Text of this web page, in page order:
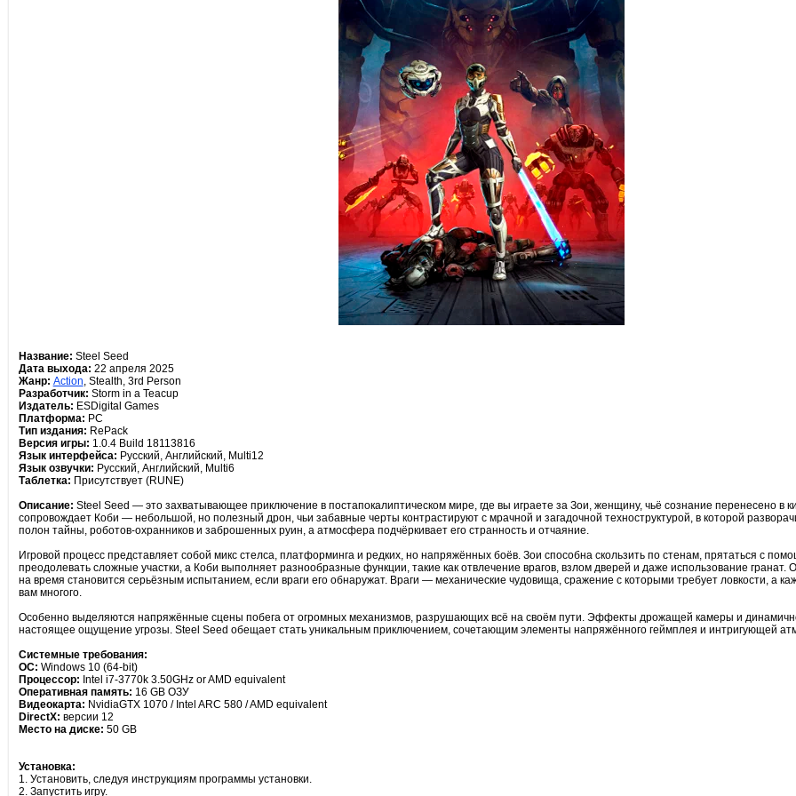
Название: Steel Seed
Дата выхода: 22 апреля 2025
Жанр: Action, Stealth, 3rd Person
Разработчик: Storm in a Teacup
Издатель: ESDigital Games
Платформа: PC
Тип издания: RePack
Версия игры: 1.0.4 Build 18113816
Язык интерфейса: Русский, Английский, Multi12
Язык озвучки: Русский, Английский, Multi6
Таблетка: Присутствует (RUNE)
Описание: Steel Seed — это захватывающее приключение в постапокалиптическом мире, где вы играете за Зои, женщину, чьё сознание перенесено в
сопровождает Коби — небольшой, но полезный дрон, чьи забавные черты контрастируют с мрачной и загадочной техноструктурой, в которой
полон тайны, роботов-охранников и заброшенных руин, а атмосфера подчёркивает его странность и отчаяние.
Игровой процесс представляет собой микс стелса, платформинга и редких, но напряжённых боёв. Зои способна скользить по стенам, прятаться с
преодолевать сложные участки, а Коби выполняет разнообразные функции, такие как отвлечение врагов, взлом дверей и даже использование гранат.
на время становится серьёзным испытанием, если враги его обнаружат. Враги — механические чудовища, сражение с которыми требует ловкости, а
вам многого.
Особенно выделяются напряжённые сцены побега от огромных механизмов, разрушающих всё на своём пути. Эффекты дрожащей камеры и
настоящее ощущение угрозы. Steel Seed обещает стать уникальным приключением, сочетающим элементы напряжённого геймплея и интригующей
Системные требования:
ОС: Windows 10 (64-bit)
Процессор: Intel i7-3770k 3.50GHz or AMD equivalent
Оперативная память: 16 GB ОЗУ
Видеокарта: NvidiaGTX 1070 / Intel ARC 580 / AMD equivalent
DirectX: версии 12
Место на диске: 50 GB
Установка:
1. Установить, следуя инструкциям программы установки.
2. Запустить игру.